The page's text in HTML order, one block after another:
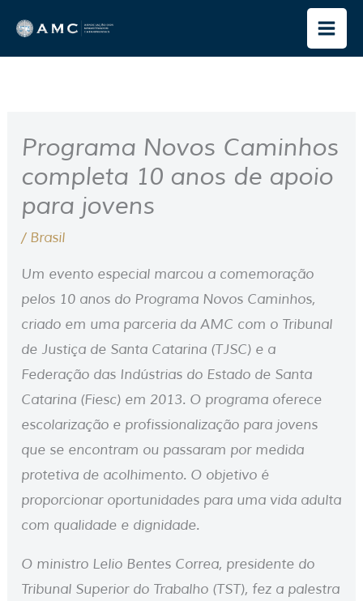
para
o
Programa Novos Caminhos
completa 10 anos de apoio
para jovens
/ Brasil
Um evento especial marcou a comemoração
pelos 10 anos do Programa Novos Caminhos,
criado em uma parceria da AMC com o Tribunal
de Justiça de Santa Catarina (TJSC) e a
Federação das Indústrias do Estado de Santa
Catarina (Fiesc) em 2013. O programa oferece
escolarização e profissionalização para jovens
que se encontram ou passaram por medida
protetiva de acolhimento. O objetivo é
proporcionar oportunidades para uma vida adulta
com qualidade e dignidade.
O ministro Lelio Bentes Correa, presidente do
Tribunal Superior do Trabalho (TST), fez a palestra